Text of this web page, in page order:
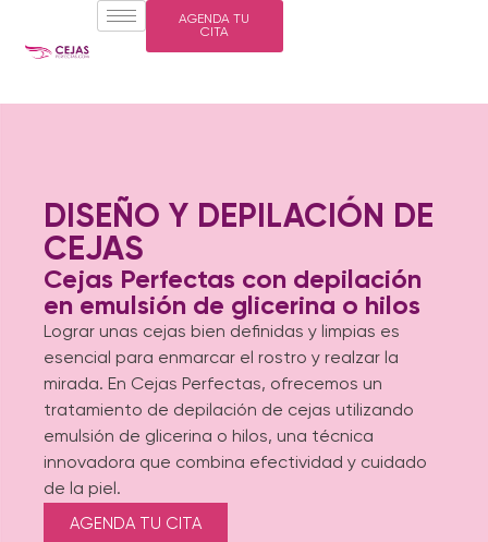
AGENDA TU
CITA
DISEÑO Y DEPILACIÓN DE
CEJAS
Cejas Perfectas con depilación
en emulsión de glicerina o hilos
Lograr unas cejas bien definidas y limpias es
esencial para enmarcar el rostro y realzar la
mirada. En Cejas Perfectas, ofrecemos un
tratamiento de depilación de cejas utilizando
emulsión de glicerina o hilos, una técnica
innovadora que combina efectividad y cuidado
de la piel.
AGENDA TU CITA